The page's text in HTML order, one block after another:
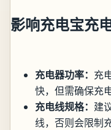
影响充电宝充
充电器功率： 充
快，但需确保充
充电线规格： 建
线，否则会限制